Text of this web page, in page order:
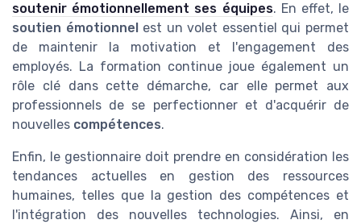
soutenir émotionnellement ses équipes. En effet, le
soutien émotionnel est un volet essentiel qui permet
de maintenir la motivation et l'engagement des
employés. La formation continue joue également un
rôle clé dans cette démarche, car elle permet aux
professionnels de se perfectionner et d'acquérir de
nouvelles compétences.
Enfin, le gestionnaire doit prendre en considération les
tendances actuelles en gestion des ressources
humaines, telles que la gestion des compétences et
l'intégration des nouvelles technologies. Ainsi, en